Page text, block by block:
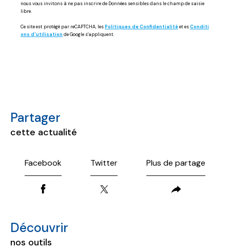
nous vous invitons à ne pas inscrire de Données sensibles dans le champ de saisie
libre.
Ce site est protégé par reCAPTCHA, lesPolitiques de Confidentialitéet esConditi
ons d'utilisation de Google s'appliquent.
partager
cette actualité
Facebook Twitter Plus de partage
découvrir
nos outils